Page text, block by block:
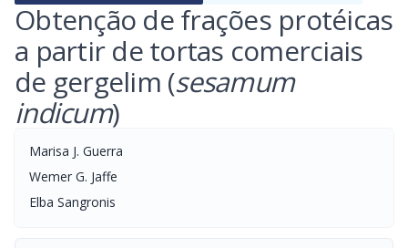
Obtenção de frações protéicas
a partir de tortas comerciais
de gergelim (sesamum
indicum)
Marisa J. Guerra
Wemer G. Jaffe
Elba Sangronis